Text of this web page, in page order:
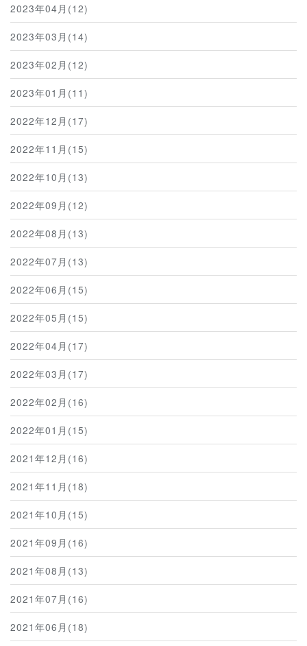
2023年04月(12)
2023年03月(14)
2023年02月(12)
2023年01月(11)
2022年12月(17)
2022年11月(15)
2022年10月(13)
2022年09月(12)
2022年08月(13)
2022年07月(13)
2022年06月(15)
2022年05月(15)
2022年04月(17)
2022年03月(17)
2022年02月(16)
2022年01月(15)
2021年12月(16)
2021年11月(18)
2021年10月(15)
2021年09月(16)
2021年08月(13)
2021年07月(16)
2021年06月(18)